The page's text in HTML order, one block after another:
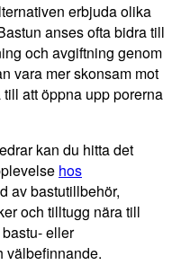
erbjuda olika
anses ofta bidra till
och avgiftning genom
vara mer skonsam mot
att öppna upp porerna
kan du hitta det
hos
av bastutillbehör,
och tilltugg nära till
eller
välbefinnande.